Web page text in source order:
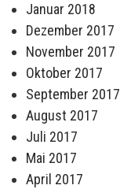
Januar 2018
Dezember 2017
November 2017
Oktober 2017
September 2017
August 2017
Juli 2017
Mai 2017
April 2017